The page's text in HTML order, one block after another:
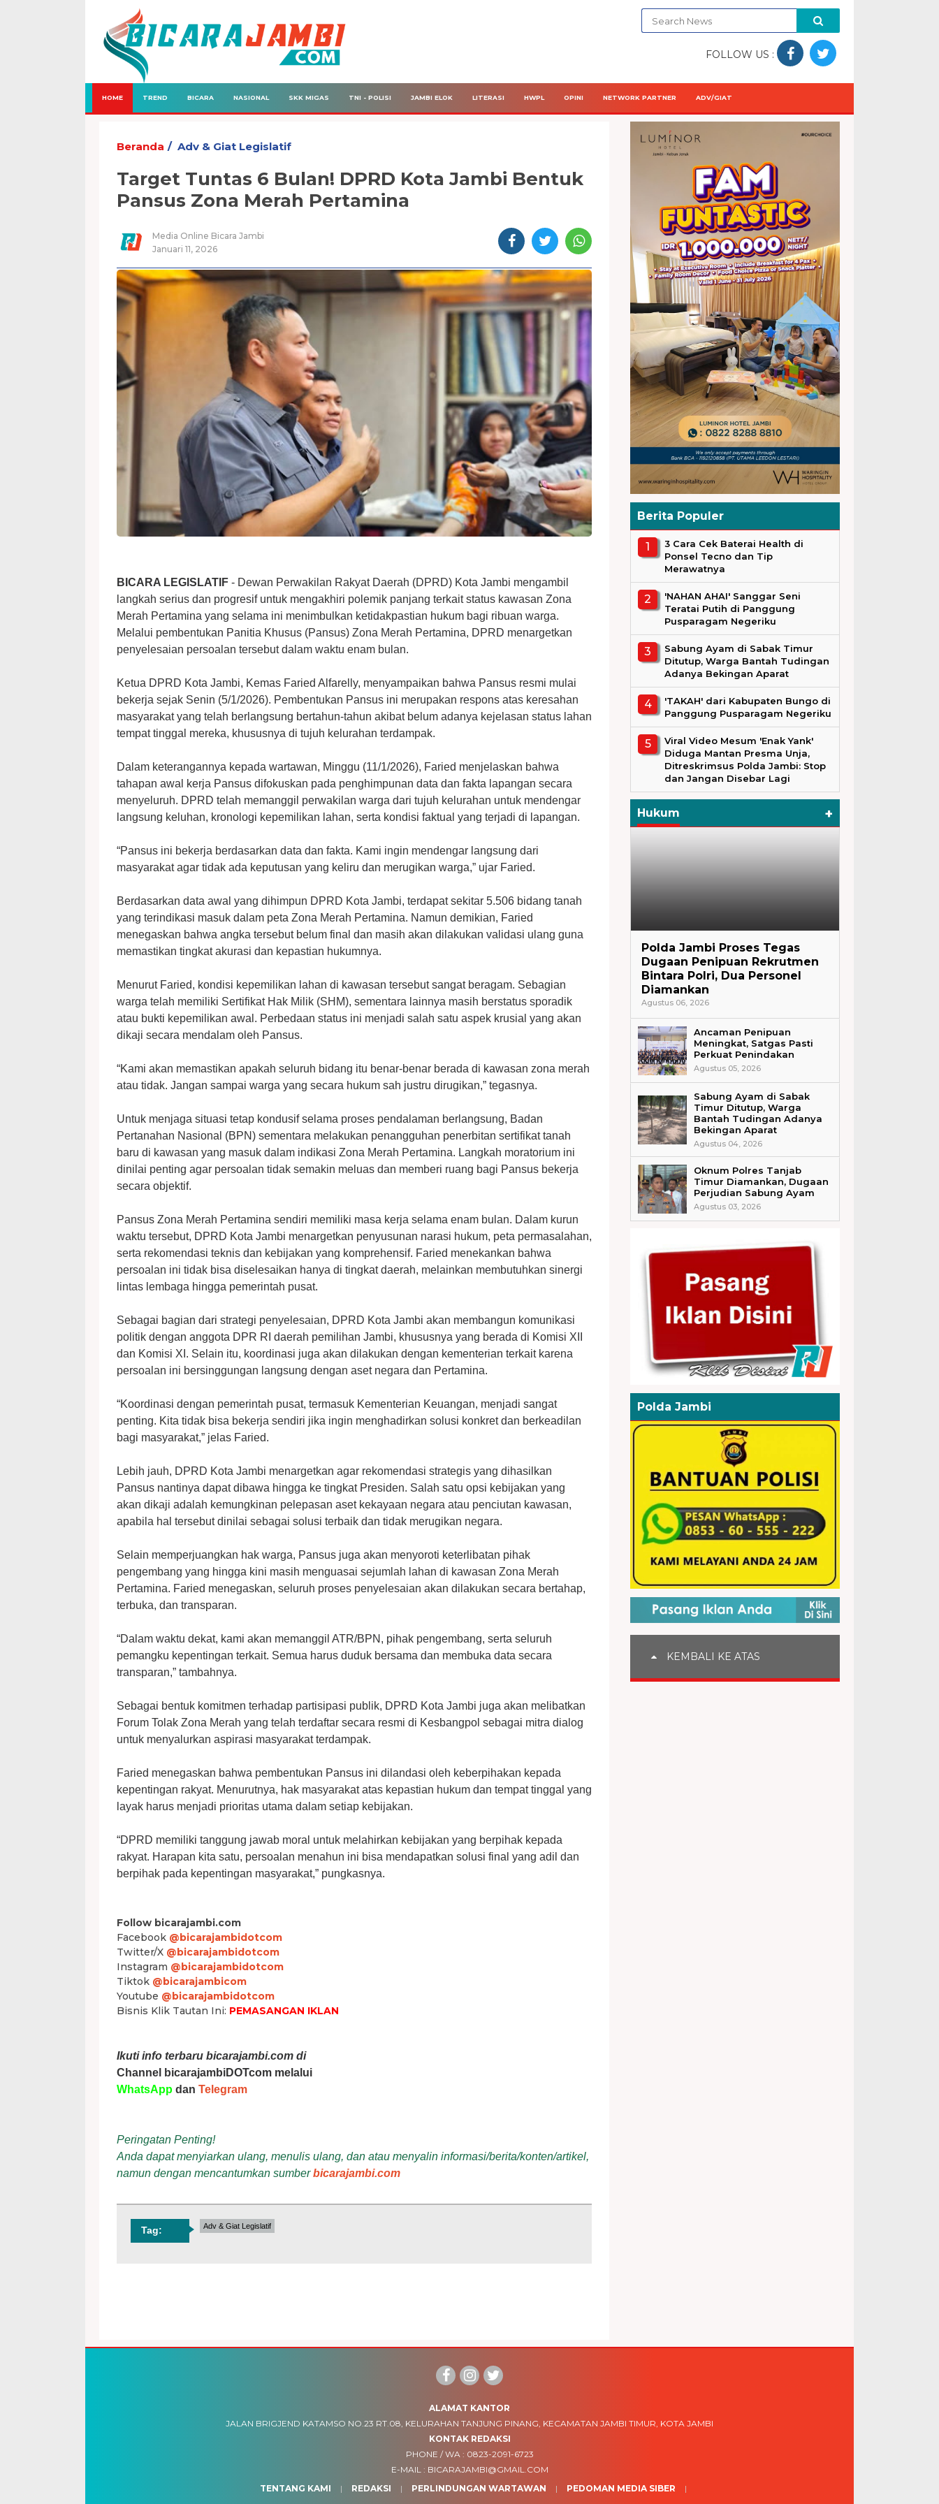
FOLLOW US :
HOME TREND BICARA NASIONAL SKK MIGAS TNI - POLISI JAMBI ELOK LITERASI HWPL OPINI NETWORK PARTNER ADV/GIAT
Beranda Adv & Giat Legislatif
Target Tuntas 6 Bulan! DPRD Kota Jambi Bentuk
Pansus Zona Merah Pertamina
Media Online Bicara Jambi
Januari 11, 2026
BICARA LEGISLATIF - Dewan Perwakilan Rakyat Daerah (DPRD) Kota Jambi mengambil
langkah serius dan progresif untuk mengakhiri polemik panjang terkait status kawasan Zona
Merah Pertamina yang selama ini menimbulkan ketidakpastian hukum bagi ribuan warga.
Melalui pembentukan Panitia Khusus (Pansus) Zona Merah Pertamina, DPRD menargetkan
penyelesaian persoalan tersebut dalam waktu enam bulan.
Ketua DPRD Kota Jambi, Kemas Faried Alfarelly, menyampaikan bahwa Pansus resmi mulai
bekerja sejak Senin (5/1/2026). Pembentukan Pansus ini merupakan respons atas keresahan
masyarakat yang telah berlangsung bertahun-tahun akibat belum adanya kejelasan status lahan
tempat tinggal mereka, khususnya di tujuh kelurahan terdampak.
Dalam keterangannya kepada wartawan, Minggu (11/1/2026), Faried menjelaskan bahwa
tahapan awal kerja Pansus difokuskan pada penghimpunan data dan fakta lapangan secara
menyeluruh. DPRD telah memanggil perwakilan warga dari tujuh kelurahan untuk mendengar
langsung keluhan, kronologi kepemilikan lahan, serta kondisi faktual yang terjadi di lapangan.
“Pansus ini bekerja berdasarkan data dan fakta. Kami ingin mendengar langsung dari
masyarakat agar tidak ada keputusan yang keliru dan merugikan warga,” ujar Faried.
Berdasarkan data awal yang dihimpun DPRD Kota Jambi, terdapat sekitar 5.506 bidang tanah
yang terindikasi masuk dalam peta Zona Merah Pertamina. Namun demikian, Faried
menegaskan bahwa angka tersebut belum final dan masih akan dilakukan validasi ulang guna
memastikan tingkat akurasi dan kepastian hukumnya.
Menurut Faried, kondisi kepemilikan lahan di kawasan tersebut sangat beragam. Sebagian
warga telah memiliki Sertifikat Hak Milik (SHM), sementara lainnya masih berstatus sporadik
atau bukti kepemilikan awal. Perbedaan status ini menjadi salah satu aspek krusial yang akan
dikaji secara mendalam oleh Pansus.
“Kami akan memastikan apakah seluruh bidang itu benar-benar berada di kawasan zona merah
atau tidak. Jangan sampai warga yang secara hukum sah justru dirugikan,” tegasnya.
Untuk menjaga situasi tetap kondusif selama proses pendalaman berlangsung, Badan
Pertanahan Nasional (BPN) sementara melakukan penangguhan penerbitan sertifikat tanah
baru di kawasan yang masuk dalam indikasi Zona Merah Pertamina. Langkah moratorium ini
dinilai penting agar persoalan tidak semakin meluas dan memberi ruang bagi Pansus bekerja
secara objektif.
Pansus Zona Merah Pertamina sendiri memiliki masa kerja selama enam bulan. Dalam kurun
waktu tersebut, DPRD Kota Jambi menargetkan penyusunan narasi hukum, peta permasalahan,
serta rekomendasi teknis dan kebijakan yang komprehensif. Faried menekankan bahwa
persoalan ini tidak bisa diselesaikan hanya di tingkat daerah, melainkan membutuhkan sinergi
lintas lembaga hingga pemerintah pusat.
Sebagai bagian dari strategi penyelesaian, DPRD Kota Jambi akan membangun komunikasi
politik dengan anggota DPR RI daerah pemilihan Jambi, khususnya yang berada di Komisi XII
dan Komisi XI. Selain itu, koordinasi juga akan dilakukan dengan kementerian terkait karena
persoalan ini bersinggungan langsung dengan aset negara dan Pertamina.
“Koordinasi dengan pemerintah pusat, termasuk Kementerian Keuangan, menjadi sangat
penting. Kita tidak bisa bekerja sendiri jika ingin menghadirkan solusi konkret dan berkeadilan
bagi masyarakat,” jelas Faried.
Lebih jauh, DPRD Kota Jambi menargetkan agar rekomendasi strategis yang dihasilkan
Pansus nantinya dapat dibawa hingga ke tingkat Presiden. Salah satu opsi kebijakan yang
akan dikaji adalah kemungkinan pelepasan aset kekayaan negara atau penciutan kawasan,
apabila hal tersebut dinilai sebagai solusi terbaik dan tidak merugikan negara.
Selain memperjuangkan hak warga, Pansus juga akan menyoroti keterlibatan pihak
pengembang yang hingga kini masih menguasai sejumlah lahan di kawasan Zona Merah
Pertamina. Faried menegaskan, seluruh proses penyelesaian akan dilakukan secara bertahap,
terbuka, dan transparan.
“Dalam waktu dekat, kami akan memanggil ATR/BPN, pihak pengembang, serta seluruh
pemangku kepentingan terkait. Semua harus duduk bersama dan membuka data secara
transparan,” tambahnya.
Sebagai bentuk komitmen terhadap partisipasi publik, DPRD Kota Jambi juga akan melibatkan
Forum Tolak Zona Merah yang telah terdaftar secara resmi di Kesbangpol sebagai mitra dialog
untuk menyalurkan aspirasi masyarakat terdampak.
Faried menegaskan bahwa pembentukan Pansus ini dilandasi oleh keberpihakan kepada
kepentingan rakyat. Menurutnya, hak masyarakat atas kepastian hukum dan tempat tinggal yang
layak harus menjadi prioritas utama dalam setiap kebijakan.
“DPRD memiliki tanggung jawab moral untuk melahirkan kebijakan yang berpihak kepada
rakyat. Harapan kita satu, persoalan menahun ini bisa mendapatkan solusi final yang adil dan
berpihak pada kepentingan masyarakat,” pungkasnya.
Follow bicarajambi.com
Facebook @bicarajambidotcom
Twitter/X @bicarajambidotcom
Instagram @bicarajambidotcom
Tiktok @bicarajambicom
Youtube @bicarajambidotcom
Bisnis Klik Tautan Ini: PEMASANGAN IKLAN
Ikuti info terbaru bicarajambi.com di
Channel bicarajambiDOTcom melalui
WhatsApp dan Telegram
Peringatan Penting!
Anda dapat menyiarkan ulang, menulis ulang, dan atau menyalin informasi/berita/konten/artikel,
namun dengan mencantumkan sumberbicarajambi.com
Tag: Adv & Giat Legislatif
Berita Populer
3 Cara Cek Baterai Health di
Ponsel Tecno dan Tip
Merawatnya
'NAHAN AHAI' Sanggar Seni
Teratai Putih di Panggung
Pusparagam Negeriku
Sabung Ayam di Sabak Timur
Ditutup, Warga Bantah Tudingan
Adanya Bekingan Aparat
'TAKAH' dari Kabupaten Bungo di
Panggung Pusparagam Negeriku
Viral Video Mesum 'Enak Yank'
Diduga Mantan Presma Unja,
Ditreskrimsus Polda Jambi: Stop
dan Jangan Disebar Lagi
Hukum +
Polda Jambi Proses Tegas
Dugaan Penipuan Rekrutmen
Bintara Polri, Dua Personel
Diamankan
Agustus 06, 2026
Ancaman Penipuan
Meningkat, Satgas Pasti
Perkuat Penindakan
Agustus 05, 2026
Sabung Ayam di Sabak
Timur Ditutup, Warga
Bantah Tudingan Adanya
Bekingan Aparat
Agustus 04, 2026
Oknum Polres Tanjab
Timur Diamankan, Dugaan
Perjudian Sabung Ayam
Agustus 03, 2026
Polda Jambi
KEMBALI KE ATAS
ALAMAT KANTOR
JALAN BRIGJEND KATAMSO NO.23 RT.08, KELURAHAN TANJUNG PINANG, KECAMATAN JAMBI TIMUR, KOTA JAMBI
KONTAK REDAKSI
PHONE / WA : 0823-2091-6723
E-MAIL : BICARAJAMBI@GMAIL.COM
TENTANG KAMI
REDAKSI PERLINDUNGAN WARTAWAN PEDOMAN MEDIA SIBER